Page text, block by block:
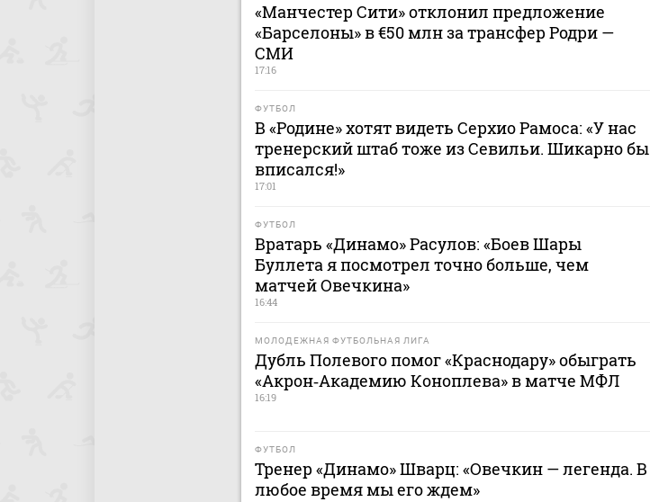
«Манчестер Сити» отклонил предложение
«Барселоны» в €50 млн за трансфер Родри —
СМИ
17:16
ФУТБОЛ
В «Родине» хотят видеть Серхио Рамоса: «У нас
тренерский штаб тоже из Севильи. Шикарно бы
вписался!»
17:01
ФУТБОЛ
Вратарь «Динамо» Расулов: «Боев Шары
Буллета я посмотрел точно больше, чем
матчей Овечкина»
16:44
МОЛОДЕЖНАЯ ФУТБОЛЬНАЯ ЛИГА
Дубль Полевого помог «Краснодару» обыграть
«Акрон‑Академию Коноплева» в матче МФЛ
16:19
ФУТБОЛ
Тренер «Динамо» Шварц: «Овечкин — легенда. В
любое время мы его ждем»